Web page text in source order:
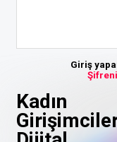
Giriş
Kadın